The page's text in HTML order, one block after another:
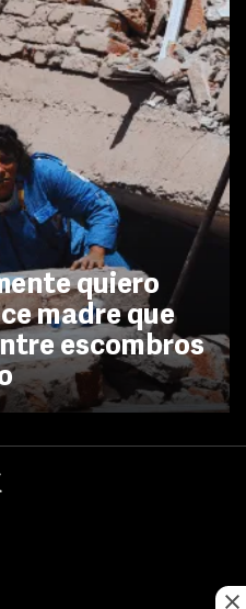
quiero
madre que
escombros